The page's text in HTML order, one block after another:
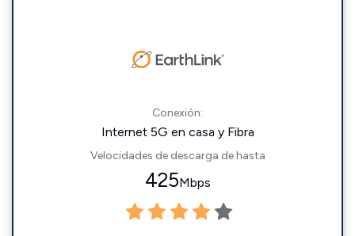
Conexión:
Internet 5G en casa y Fibra
Velocidades de descarga de hasta
425Mbps